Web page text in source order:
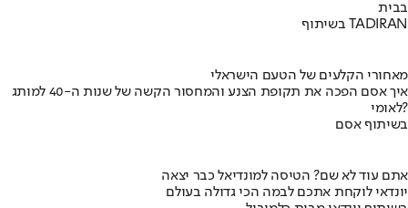
בבית
בשיתוף TADIRAN
מאחורי הקלעים של הטעם הישראלי
איך אסם הפכה את תקופת הצנע והמחסור הקשה של שנות ה-40 למותג
לאומי?
בשיתוף אסם
אתם עוד לא שם? הטיסה למונדיאל כבר יצאה
יונדאי לוקחת אתכם לבמה הכי גדולה בעולם